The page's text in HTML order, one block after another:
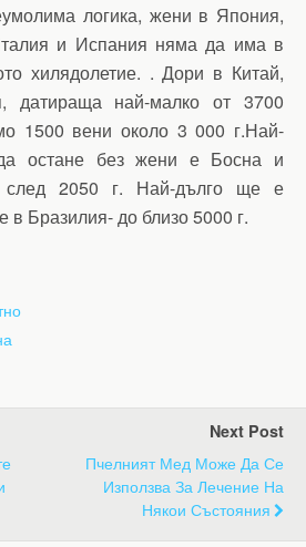
логика, жени в Япония,
и Испания няма да има в
хилядолетие. . Дори в Китай,
датираща най-малко от 3700
1500 вени около 3 000 г.Най-
остане без жени е Босна и
след 2050 г. Най-дълго ще е
в Бразилия- до близо 5000 г.
Next Post
Пчелният Мед Може Да Се
Използва За Лечение На
Някои Състояния